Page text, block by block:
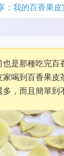
：我的百香果
也是那種吃完
家喝到百香果
，而且簡單到